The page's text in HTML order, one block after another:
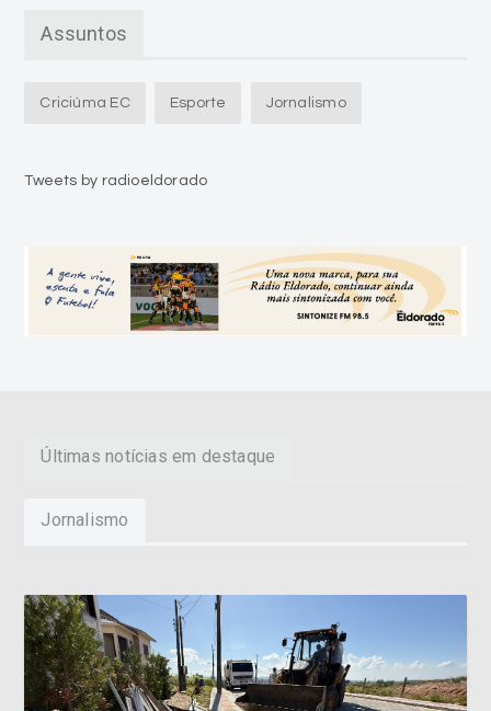
Assuntos
Criciúma EC Esporte Jornalismo
Tweets by radioeldorado
Últimas notícias em destaque
Jornalismo